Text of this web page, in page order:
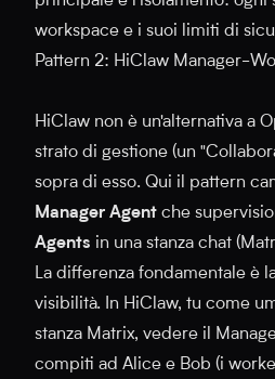
workspace e i suoi limiti di
Pattern 2: HiClaw Manager-
HiClaw non è un'alternativa a
strato di gestione (un
sopra di esso. Qui il pattern
Manager Agent che
Agents in una stanza chat
La differenza fondamentale è
visibilità. In HiClaw, tu come
stanza Matrix, vedere il
compiti ad Alice e Bob (i